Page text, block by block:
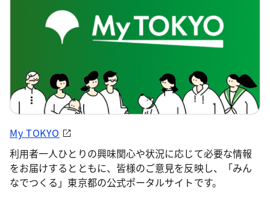
My TOKYO
利用者一人ひとりの興味関心や状況に応じて必要な情報
をお届けするとともに、皆様のご意見を反映し、「みん
なでつくる」東京都の公式ポータルサイトです。